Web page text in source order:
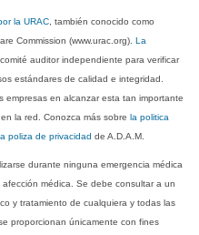
la URAC , también conocido como
Commission (www.urac.org).La
auditor independiente para verificar
estándares de calidad e integridad.
empresas en alcanzar esta tan importante
la red. Conozca más sobrela politica
poliza de privacidad de A.D.A.M.
durante ninguna emergencia médica
médica. Se debe consultar a un
y tratamiento de cualquiera y todas las
proporcionan únicamente con fines